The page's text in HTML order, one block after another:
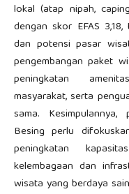
lokal (atap nipah,
dengan skor EFAS
dan potensi pasar
pengembangan paket
peningkatan
masyarakat, serta
sama.
Besing perlu
peningkatan
kelembagaan dan
wisata yang berdaya